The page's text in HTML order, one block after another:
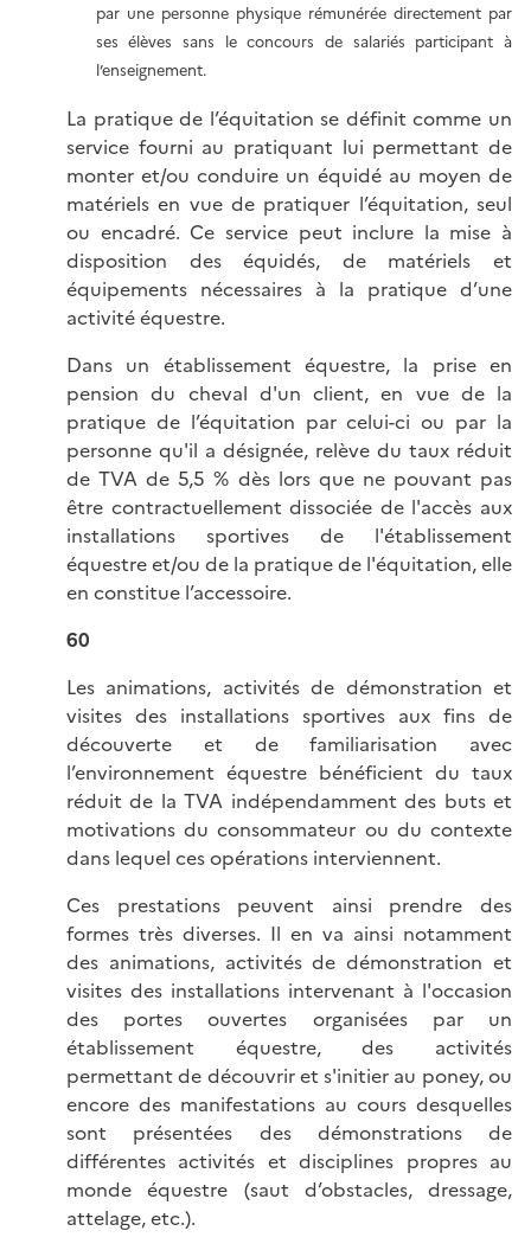
par une personne physique rémunérée directement par
ses élèves sans le concours de salariés participant à
l’enseignement.
La pratique de l’équitation se définit comme un
service fourni au pratiquant lui permettant de
monter et/ou conduire un équidé au moyen de
matériels en vue de pratiquer l’équitation, seul
ou encadré. Ce service peut inclure la mise à
disposition des équidés, de matériels et
équipements nécessaires à la pratique d’une
activité équestre.
Dans un établissement équestre, la prise en
pension du cheval d'un client, en vue de la
pratique de l’équitation par celui-ci ou par la
personne qu'il a désignée, relève du taux réduit
de TVA de 5,5 % dès lors que ne pouvant pas
être contractuellement dissociée de l'accès aux
installations sportives de l'établissement
équestre et/ou de la pratique de l'équitation, elle
en constitue l’accessoire.
60
Les animations, activités de démonstration et
visites des installations sportives aux fins de
découverte et de familiarisation avec
l’environnement équestre bénéficient du taux
réduit de la TVA indépendamment des buts et
motivations du consommateur ou du contexte
dans lequel ces opérations interviennent.
Ces prestations peuvent ainsi prendre des
formes très diverses. Il en va ainsi notamment
des animations, activités de démonstration et
visites des installations intervenant à l'occasion
des portes ouvertes organisées par un
établissement équestre, des activités
permettant de découvrir et s'initier au poney, ou
encore des manifestations au cours desquelles
sont présentées des démonstrations de
différentes activités et disciplines propres au
monde équestre (saut d’obstacles, dressage,
attelage, etc.).